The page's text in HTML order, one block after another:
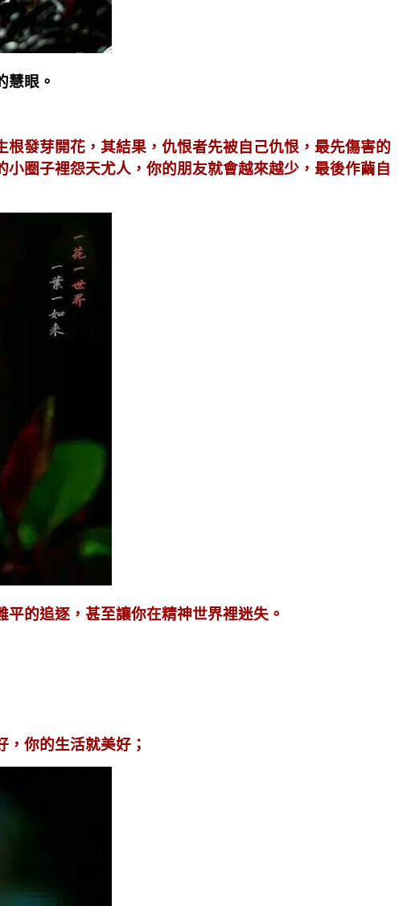
慧眼。
發芽開花，其結果，仇恨者先被自己仇恨，最先傷害的
圈子裡怨天尤人，你的朋友就會越來越少，最後作繭自
的追逐，甚至讓你在精神世界裡迷失。
你的生活就美好；